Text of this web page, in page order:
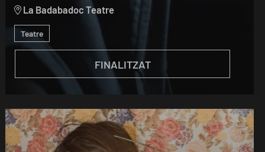
FINALITZAT
La Badabadoc Teatre
Teatre